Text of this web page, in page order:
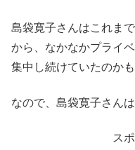
島袋寛子さんはこれま
から、なかなかプライ
集中し続けていたのかも
なので、島袋寛子さん
ス